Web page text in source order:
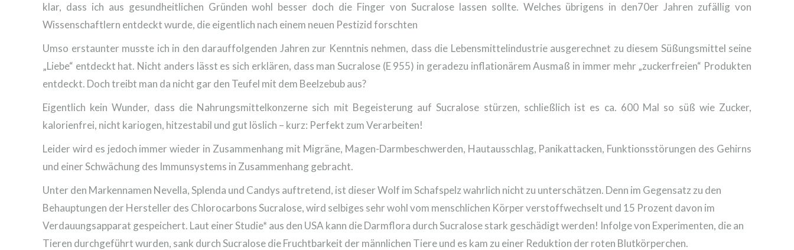
klar, dass ich aus gesundheitlichen Gründen wohl besser doch die Finger von Sucralose lassen sollte. Welches übrigens in den70er Jahren zufällig von
Wissenschaftlern entdeckt wurde, die eigentlich nach einem neuen Pestizid forschten
Umso erstaunter musste ich in den darauffolgenden Jahren zur Kenntnis nehmen, dass die Lebensmittelindustrie ausgerechnet zu diesem Süßungsmittel seine
„Liebe“ entdeckt hat. Nicht anders lässt es sich erklären, dass man Sucralose (E 955) in geradezu inflationärem Ausmaß in immer mehr „zuckerfreien“ Produkten
entdeckt. Doch treibt man da nicht gar den Teufel mit dem Beelzebub aus?
Eigentlich kein Wunder, dass die Nahrungsmittelkonzerne sich mit Begeisterung auf Sucralose stürzen, schließlich ist es ca. 600 Mal so süß wie Zucker,
kalorienfrei, nicht kariogen, hitzestabil und gut löslich – kurz: Perfekt zum Verarbeiten!
Leider wird es jedoch immer wieder in Zusammenhang mit Migräne, Magen-Darmbeschwerden, Hautausschlag, Panikattacken, Funktionsstörungen des Gehirns
und einer Schwächung des Immunsystems in Zusammenhang gebracht.
Unter den Markennamen Nevella, Splenda und Candys auftretend, ist dieser Wolf im Schafspelz wahrlich nicht zu unterschätzen. Denn im Gegensatz zu den
Behauptungen der Hersteller des Chlorocarbons Sucralose, wird selbiges sehr wohl vom menschlichen Körper verstoffwechselt und 15 Prozent davon im
Verdauungsapparat gespeichert. Laut einer Studie* aus den USA kann die Darmflora durch Sucralose stark geschädigt werden! Infolge von Experimenten, die an
Tieren durchgeführt wurden, sank durch Sucralose die Fruchtbarkeit der männlichen Tiere und es kam zu einer Reduktion der roten Blutkörperchen.